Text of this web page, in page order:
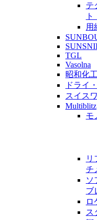
テ
用
TGL
Vasolna
昭和化工
ドライ
スイス
Multiblitz
モ
リ
チ
ソ
ブ
ロ
ス